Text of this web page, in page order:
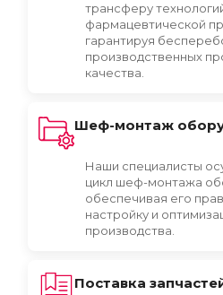
трансферу
фармацевтической
гарантируя
производственных
качества.
Шеф-монтаж
Наши специалисты
цикл шеф-монтажа
обеспечивая его
настройку и
производства.
Поставка